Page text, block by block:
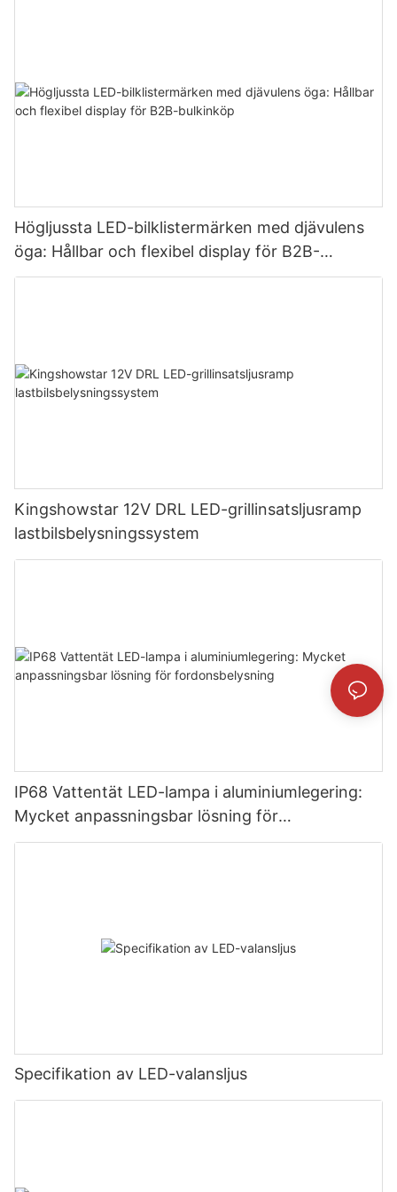
Högljussta LED-bilklistermärken med djävulens
öga: Hållbar och flexibel display för B2B-
bulkinköp
Kingshowstar 12V DRL LED-grillinsatsljusramp
lastbilsbelysningssystem
IP68 Vattentät LED-lampa i aluminiumlegering:
Mycket anpassningsbar lösning för
fordonsbelysning
Specifikation av LED-valansljus